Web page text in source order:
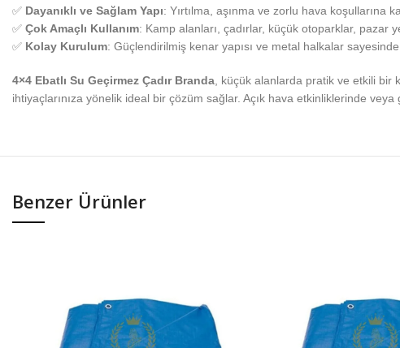
✅ Dayanıklı ve Sağlam Yapı: Yırtılma, aşınma ve zorlu hava koşullarına
✅ Çok Amaçlı Kullanım: Kamp alanları, çadırlar, küçük otoparklar, pazar
✅ Kolay Kurulum: Güçlendirilmiş kenar yapısı ve metal halkalar
4×4 Ebatlı Su Geçirmez Çadır Branda , küçük alanlarda pratik ve etkili bir
ihtiyaçlarınıza yönelik ideal bir çözüm sağlar. Açık hava etkinliklerinde veya
Benzer Ürünler